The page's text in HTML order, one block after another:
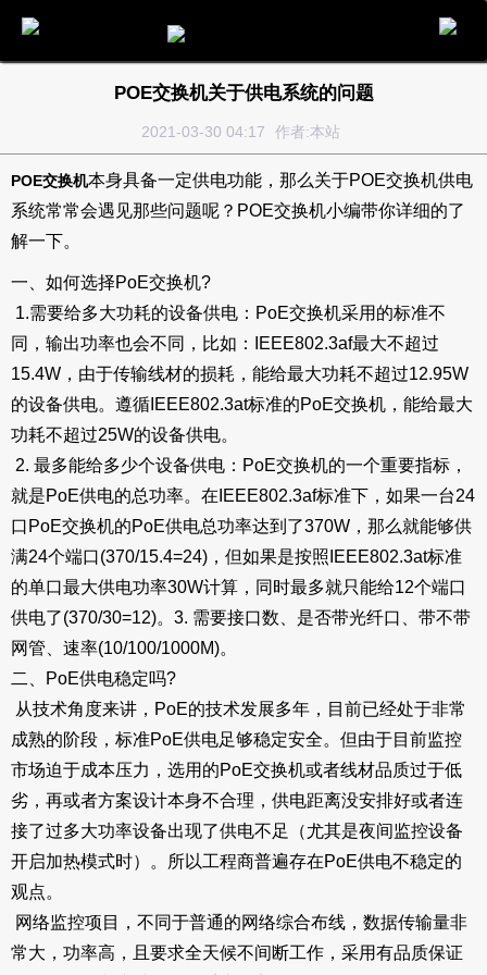
POE交换机关于供电系统的问题
2021-03-30 04:17 作者:本站
POE交换机本身具备一定供电功能，那么关于POE交换机供电
系统常常会遇见那些问题呢？POE交换机小编带你详细的了
解一下。
一、如何选择PoE交换机?
1.需要给多大功耗的设备供电：PoE交换机采用的标准不
同，输出功率也会不同，比如：IEEE802.3af最大不超过
15.4W，由于传输线材的损耗，能给最大功耗不超过12.95W
的设备供电。遵循IEEE802.3at标准的PoE交换机，能给最大
功耗不超过25W的设备供电。
2. 最多能给多少个设备供电：PoE交换机的一个重要指标，
就是PoE供电的总功率。在IEEE802.3af标准下，如果一台24
口PoE交换机的PoE供电总功率达到了370W，那么就能够供
满24个端口(370/15.4=24)，但如果是按照IEEE802.3at标准
的单口最大供电功率30W计算，同时最多就只能给12个端口
供电了(370/30=12)。3. 需要接口数、是否带光纤口、带不带
网管、速率(10/100/1000M)。
二、PoE供电稳定吗?
从技术角度来讲，PoE的技术发展多年，目前已经处于非常
成熟的阶段，标准PoE供电足够稳定安全。但由于目前监控
市场迫于成本压力，选用的PoE交换机或者线材品质过于低
劣，再或者方案设计本身不合理，供电距离没安排好或者连
接了过多大功率设备出现了供电不足（尤其是夜间监控设备
开启加热模式时）。所以工程商普遍存在PoE供电不稳定的
观点。
网络监控项目，不同于普通的网络综合布线，数据传输量非
常大，功率高，且要求全天候不间断工作，采用有品质保证
电话 留言